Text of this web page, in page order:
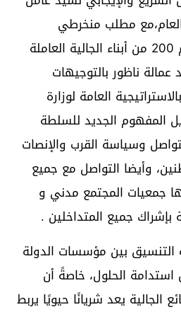
مطلب منخرطي
الجمعية، و يصل عددهم 200 من أبناء الجالية العاملة
ناظور بالتوجيهات
العامة لوزارة
المفهوم الجديد للسلطة
وسياسة القرب والإنصات
وأيضا التواصل مع جميع
جمعيات المجتمع مدني و
بإشراك جميع المتداخلين .
التنسيق بين مؤسسات الدولة
الحلول، خاصةً أن
الجالية يعد شريانًا حيويًا يربط